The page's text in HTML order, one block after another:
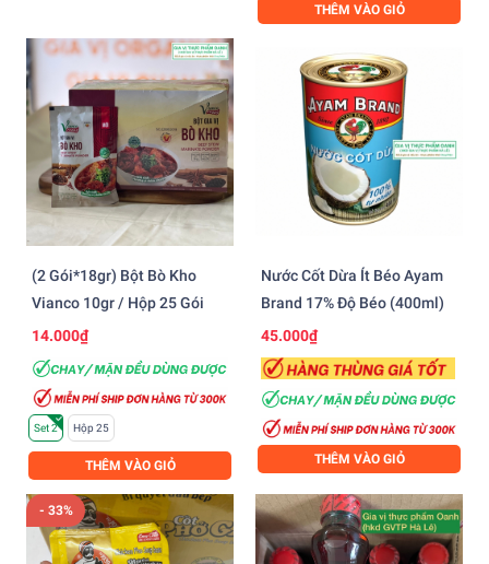
THÊM VÀO GIỎ
(2 Gói*18gr) Bột Bò Kho
Vianco 10gr / Hộp 25 Gói
14.000₫
Set 2 Hộp 25
THÊM VÀO GIỎ
Nước Cốt Dừa Ít Béo Ayam
Brand 17% Độ Béo (400ml)
45.000₫
THÊM VÀO GIỎ
- 33%